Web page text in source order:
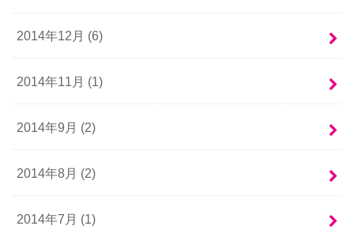
2014年12月 (6)
2014年11月 (1)
2014年9月 (2)
2014年8月 (2)
2014年7月 (1)